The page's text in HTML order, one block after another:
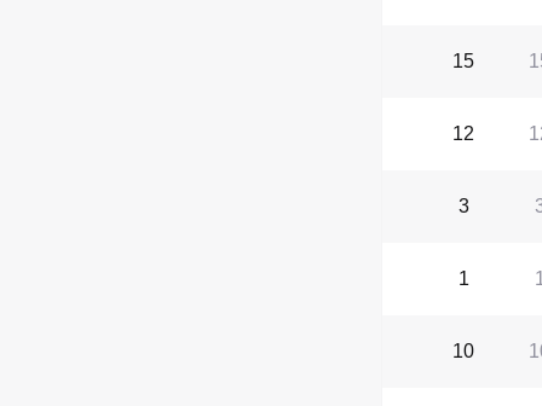
15
12
3
1
1
10